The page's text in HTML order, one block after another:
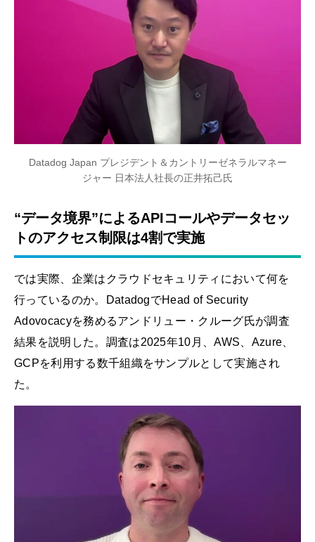
Datadog Japan プレジデント＆カントリーゼネラルマネー
ジャー 日本法人社長の正井拓己氏
“データ境界”によるAPIコールやデータセッ
トのアクセス制限は4割で実施
では実際、企業はクラウドセキュリティにおいて何を
行っているのか。DatadogでHead of Security
Adovocacyを務めるアンドリュー・クルーグ氏が調査
結果を説明した。調査は2025年10月、AWS、Azure、
GCPを利用する数千組織をサンプルとして実施され
た。